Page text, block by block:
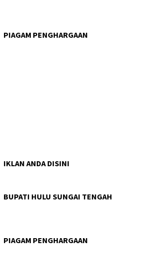
PIAGAM PENGHARGAAN
IKLAN ANDA DISINI
BUPATI HULU SUNGAI TENGAH
PIAGAM PENGHARGAAN